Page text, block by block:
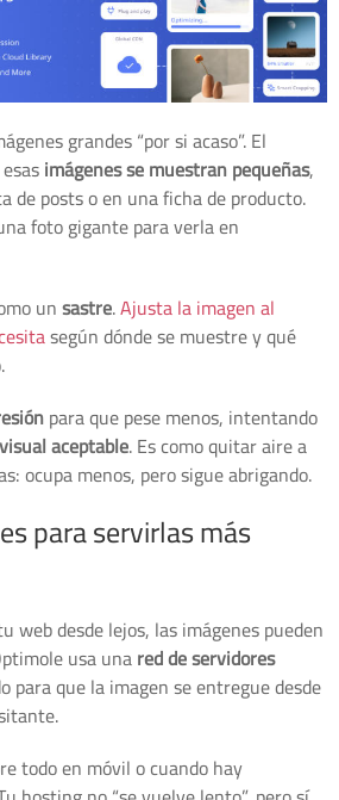
grandes “por si acaso”. El
imágenes se muestran pequeñas,
de posts o en una ficha de producto.
foto gigante para verla en
unsastre.Ajusta la imagen al
según dónde se muestre y qué
para que pese menos, intentando
aceptable. Es como quitar aire a
ocupa menos, pero sigue abrigando.
para servirlas más
web desde lejos, las imágenes pueden
usa unared de servidores
para que la imagen se entregue desde
todo en móvil o cuando hay